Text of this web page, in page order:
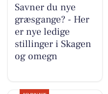
Savner du nye
græsgange? - Her
er nye ledige
stillinger i Skagen
og omegn